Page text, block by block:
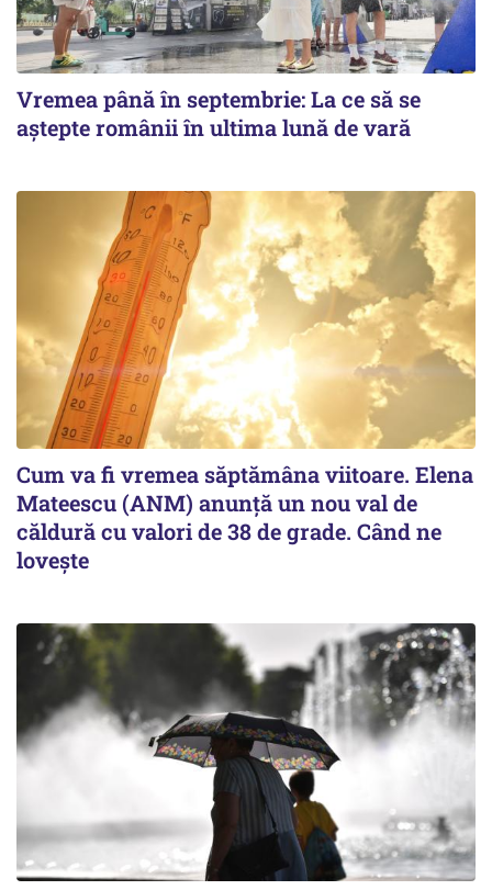
Vremea până în septembrie: La ce să se
aștepte românii în ultima lună de vară
Cum va fi vremea săptămâna viitoare. Elena
Mateescu (ANM) anunță un nou val de
căldură cu valori de 38 de grade. Când ne
lovește